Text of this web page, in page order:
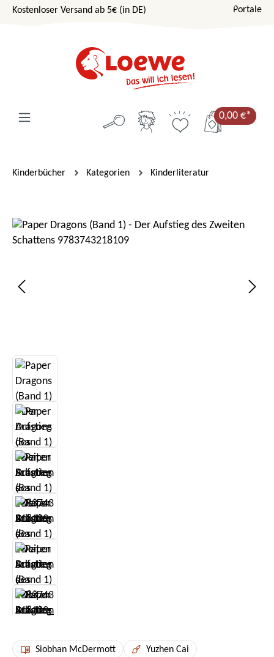
Zum Hauptinhalt springen
Kostenloser Versand ab 5€ (in DE) Portale
0,00 €*
Kinderbücher Kategorien Kinderliteratur
Bildergalerie überspringen
Siobhan McDermott
Yuzhen Cai